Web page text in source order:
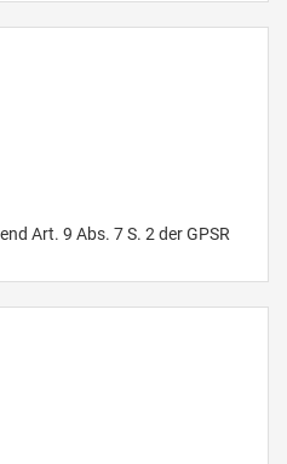
Art. 9 Abs. 7 S. 2 der GPSR